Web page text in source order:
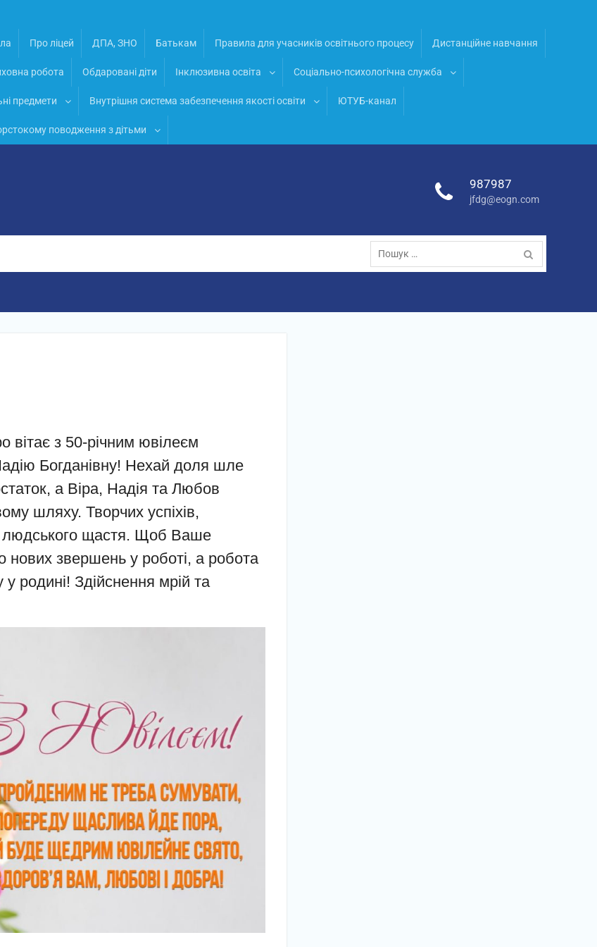
Про ліцей ДПА, ЗНО Батькам Правила для учасників освітнього процесу Дистанційне навчання
робота Обдаровані діти Інклюзивна освіта Соціально-психологічна служба
предмети Внутрішня система забезпечення якості освіти ЮТУБ-канал
поводження з дітьми
987987
jfdg@eogn.com
Пошук:
з 50-річним ювілеєм
Богданівну! Нехай доля шле
а Віра, Надія та Любов
шляху. Творчих успіхів,
людського щастя. Щоб Ваше
нових звершень у роботі, а робота
родині! Здійснення мрій та